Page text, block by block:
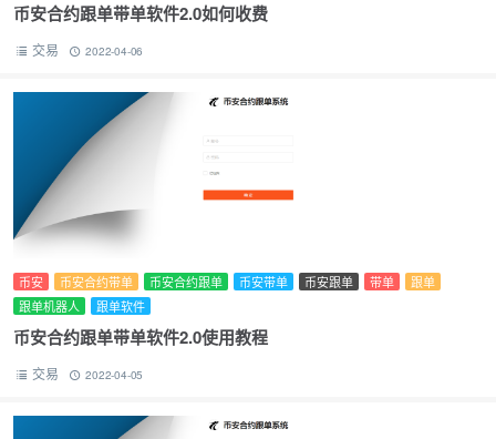
币安合约跟单带单软件2.0如何收费
交易 2022-04-06
币安 币安合约带单 币安合约跟单 币安带单 币安跟单 带单
跟单
跟单机器人
跟单软件
币安合约跟单带单软件2.0使用教程
交易 2022-04-05